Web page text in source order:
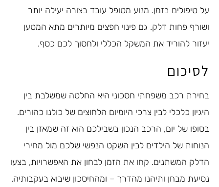
על טיפולים בזמן. מנוע מטופל עובד בצורה יעילה יותר
ושורף פחות דלק. גם פינוי חפצים מיותרים מתא המטען
יעזור להוריד את המשקל הכללי ולחסוך לכם כסף.
לסיכום
בחירת רכב משפחתי חסכוני היא החלטה שמשלבת בין
היגיון כלכלי לבין צרכי היומיום הלחוצים של כולנו כהורים.
בסופו של יום, הרכב הנכון בשבילכם הוא זה שמאזן בין
הנוחות של הילדים לבין השקט הנפשי שלכם מול מחירי
הדלק המשתנים. קחו את הזמן לבחון את האפשרויות, בצעו
נסיעת מבחן ותיהנו מהדרך – ומהחיסכון שיבוא בעקבותיה.